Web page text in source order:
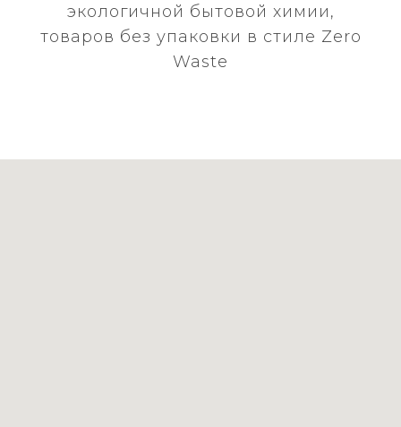
экологичной бытовой химии,
товаров без упаковки в стиле Zero
Waste